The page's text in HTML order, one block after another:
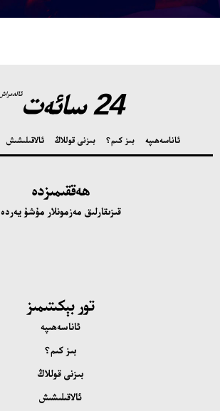
24 سائەت ئالدىراش
ئاناسەھىپە بىز كىم؟ بىزنى قوللاڭ ئالاقىلىشىش
ھەققىمىزدە
قىزىقارلىق مەزمونلار مۇشۇ يەردە
تور بېكىتىمىز
ئاناسەھىپە
بىز كىم؟
بىزنى قوللاڭ
ئالاقىلىشىش